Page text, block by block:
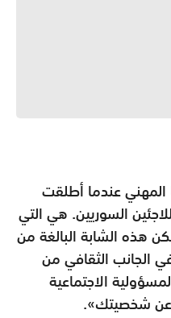
عندما أطلقت
السوريين. هي التي
هذه الشابة البالغة من
في الجانب الثقافي من
الاجتماعية
عن شخصيتك».